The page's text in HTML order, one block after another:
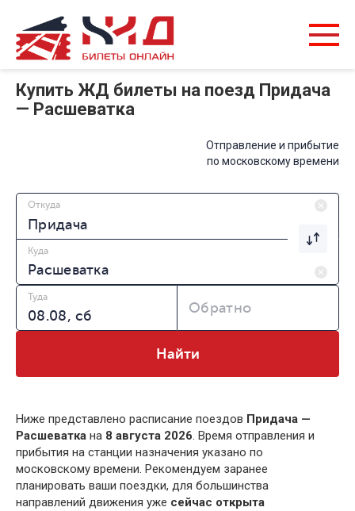
Купить ЖД билеты на поезд Придача
— Расшеватка
Отправление и прибытие
по московскому времени
Откуда
Куда
Туда
Обратно
Найти
Ниже представлено расписание поездов Придача —
Расшеватка на 8 августа 2026. Время отправления и
прибытия на станции назначения указано по
московскому времени. Рекомендуем заранее
планировать ваши поездки, для большинства
направлений движения уже сейчас открыта